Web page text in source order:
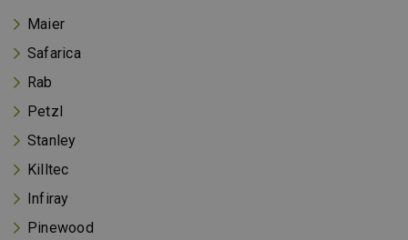
Maier
Safarica
Rab
Petzl
Stanley
Killtec
Infiray
Pinewood